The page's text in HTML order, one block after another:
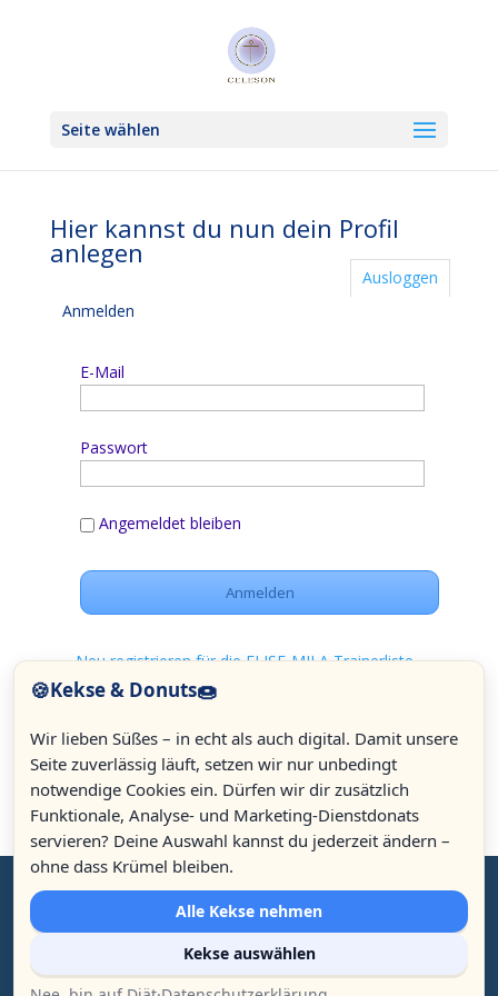
Seite wählen
Hier kannst du nun dein Profil
anlegen
Ausloggen
Anmelden
E-Mail
Passwort
Angemeldet bleiben
Neu registrieren für die ELISE-MILA Trainerliste
Passwort vergessen
© Celeson seit 2007 | Isabelle Adamea Thuillard & André
Nama'Him Meyr | Ludwigsplatz 16, D - 83022 Rosenheim | +49
12.92k
3.80k
🍪Kekse & Donuts🍩
Wir lieben Süßes – in echt als auch digital. Damit unsere
Seite zuverlässig läuft, setzen wir nur unbedingt
notwendige Cookies ein. Dürfen wir dir zusätzlich
Funktionale, Analyse- und Marketing-Dienstdonats
servieren? Deine Auswahl kannst du jederzeit ändern –
ohne dass Krümel bleiben.
Alle Kekse nehmen
Kekse auswählen